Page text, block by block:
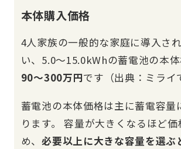
本体購入価格
4人家族の一般的な家庭に導入さ
い、5.0〜15.0kWhの蓄電池の本
90〜300万円です（出典：ミライ
蓄電池の本体価格は主に蓄電容量
ります。 容量が大きくなるほど
め、必要以上に大きな容量を選ぶ